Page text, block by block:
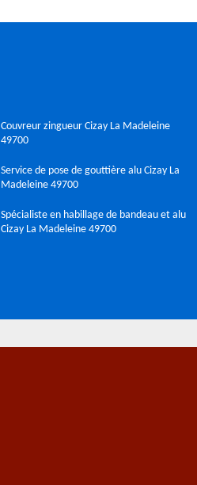
Couvreur zingueur Cizay La Madeleine
49700
Service de pose de gouttière alu Cizay La
Madeleine 49700
Spécialiste en habillage de bandeau et alu
Cizay La Madeleine 49700